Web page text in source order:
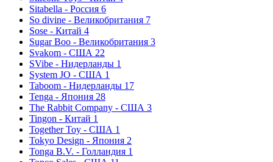
Sitabella - Россия 6
So divine - Великобритания 7
Sose - Китай 4
Sugar Boo - Великобритания 3
Svakom - США 22
SVibe - Нидерланды 1
System JO - США 1
Taboom - Нидерланды 17
Tenga - Япония 28
The Rabbit Company - США 3
Tingon - Китай 1
Together Toy - США 1
Tokyo Design - Япония 2
Tonga B.V. - Голландия 1